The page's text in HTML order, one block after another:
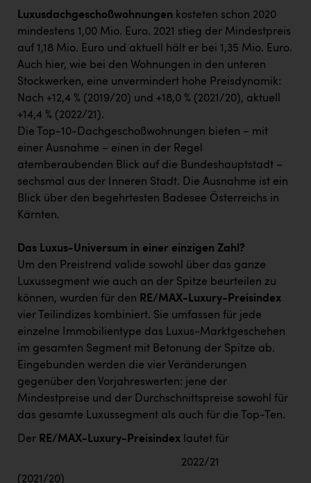
Luxusdachgeschoßwohnungen kosteten schon 2020
mindestens 1,00 Mio. Euro. 2021 stieg der Mindestpreis
auf 1,18 Mio. Euro und aktuell hält er bei 1,35 Mio. Euro.
Auch hier, wie bei den Wohnungen in den unteren
Stockwerken, eine unvermindert hohe Preisdynamik:
Nach +12,4 % (2019/20) und +18,0 % (2021/20), aktuell
+14,4 % (2022/21).
Die Top-10-Dachgeschoßwohnungen bieten − mit
einer Ausnahme − einen in der Regel
atemberaubenden Blick auf die Bundeshauptstadt –
sechsmal aus der Inneren Stadt. Die Ausnahme ist ein
Blick über den begehrtesten Badesee Österreichs in
Kärnten.
Das Luxus-Universum in einer einzigen Zahl?
Um den Preistrend valide sowohl über das ganze
Luxussegment wie auch an der Spitze beurteilen zu
können, wurden für den RE/MAX-Luxury-Preisindex
vier Teilindizes kombiniert. Sie umfassen für jede
einzelne Immobilientype das Luxus-Marktgeschehen
im gesamten Segment mit Betonung der Spitze ab.
Eingebunden werden die vier Veränderungen
gegenüber den Vorjahreswerten: jene der
Mindestpreise und der Durchschnittspreise sowohl für
das gesamte Luxussegment als auch für die Top-Ten.
Der RE/MAX-Luxury-Preisindex lautet für
2022/21
(2021/20)